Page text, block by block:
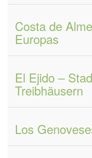
Costa de
Europas
El Ejido –
Treibhäusern
Los